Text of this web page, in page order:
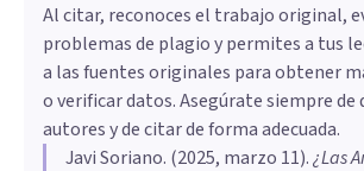
Al citar, reconoces el trabajo original,
problemas de plagio y permites a tus
a las fuentes originales para obtener
o verificar datos. Asegúrate siempre de
autores y de citar de forma adecuada.
Javi Soriano. (2025, marzo 11).¿Las